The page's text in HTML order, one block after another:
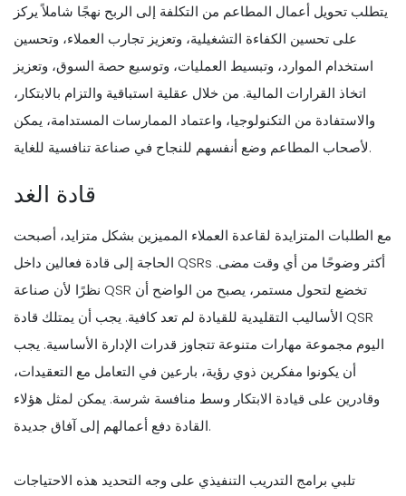
يتطلب تحويل أعمال المطاعم من التكلفة إلى الربح نهجًا شاملاً يركز
على تحسين الكفاءة التشغيلية، وتعزيز تجارب العملاء، وتحسين
استخدام الموارد، وتبسيط العمليات، وتوسيع حصة السوق، وتعزيز
اتخاذ القرارات المالية. من خلال عقلية استباقية والتزام بالابتكار،
والاستفادة من التكنولوجيا، واعتماد الممارسات المستدامة، يمكن
لأصحاب المطاعم وضع أنفسهم للنجاح في صناعة تنافسية للغاية.
قادة الغد
مع الطلبات المتزايدة لقاعدة العملاء المميزين بشكل متزايد، أصبحت
الحاجة إلى قادة فعالين داخل QSRs أكثر وضوحًا من أي وقت مضى.
نظرًا لأن صناعة QSR تخضع لتحول مستمر، يصبح من الواضح أن
الأساليب التقليدية للقيادة لم تعد كافية. يجب أن يمتلك قادة QSR
اليوم مجموعة مهارات متنوعة تتجاوز قدرات الإدارة الأساسية. يجب
أن يكونوا مفكرين ذوي رؤية، بارعين في التعامل مع التعقيدات،
وقادرين على قيادة الابتكار وسط منافسة شرسة. يمكن لمثل هؤلاء
القادة دفع أعمالهم إلى آفاق جديدة.
تلبي برامج التدريب التنفيذي على وجه التحديد هذه الاحتياجات